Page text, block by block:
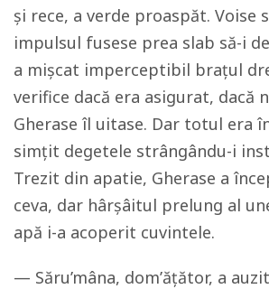
și rece, a verde proaspăt. Voise
impulsul fusese prea slab să-i
a mișcat imperceptibil brațul
verifice dacă era asigurat, dacă
Gherase îl uitase. Dar totul era
simțit degetele strângându-i
Trezit din apatie, Gherase a
ceva, dar hârșâitul prelung al
apă i-a acoperit cuvintele.
— Săru’mâna, dom’ățător, a